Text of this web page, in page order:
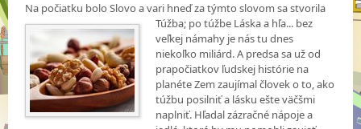
Na počiatku bolo Slovo a vari hneď za týmto slovom sa stvorila
Túžba; po túžbe Láska a hľa... bez
veľkej námahy je nás tu dnes
niekoľko miliárd. A predsa sa už od
prapočiatkov ľudskej histórie na
planéte Zem zaujímal človek o to, ako
túžbu posilniť a lásku ešte väčšmi
naplniť. Hľadal zázračné nápoje a